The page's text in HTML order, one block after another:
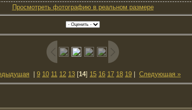
Просмотреть фотографию в реальном размере
9 10 11 12 13 [14] 15 16 17 18 19 Следующая »